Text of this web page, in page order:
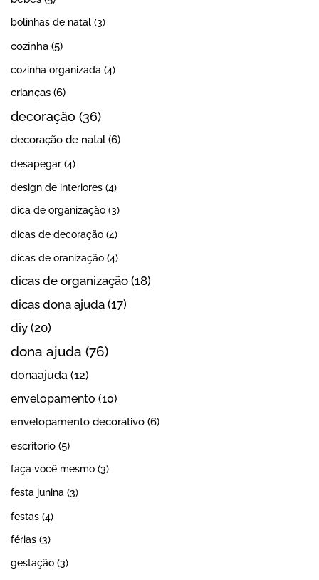
bolinhas de natal (3)
cozinha (5)
cozinha organizada (4)
crianças (6)
decoração (36)
decoração de natal(6)
desapegar (4)
design de interiores (4)
dica de organização (3)
dicas de decoração (4)
dicas de oranização (4)
dicas de organização (18)
dicas dona ajuda (17)
diy (20)
dona ajuda (76)
donaajuda (12)
envelopamento (10)
envelopamento decorativo (6)
escritorio (5)
faça você mesmo (3)
festa junina (3)
festas (4)
férias (3)
gestação (3)